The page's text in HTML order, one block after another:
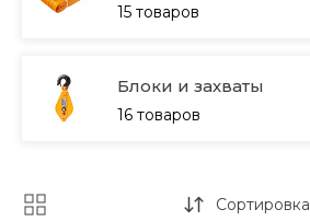
15 товаров
Блоки и захваты
16 товаров
Сортировка